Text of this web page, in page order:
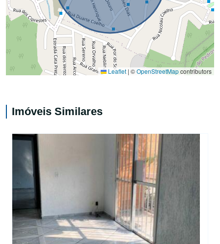
Leaflet | ©OpenStreetMapcontributors
Imóveis Similares